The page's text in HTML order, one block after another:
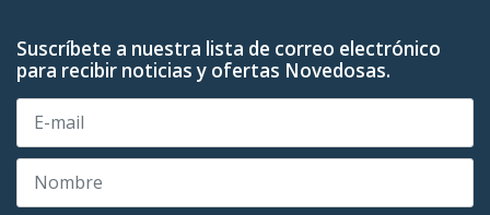
Suscríbete a nuestra lista de correo electrónico
para recibir noticias y ofertas Novedosas.